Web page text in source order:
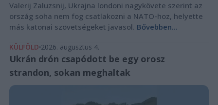
Valerij Zaluzsnij, Ukrajna londoni nagykövete szerint az
ország soha nem fog csatlakozni a NATO-hoz, helyette
más katonai szövetségeket javasol. Bővebben...
KÜLFÖLD 2026. augusztus 4.
Ukrán drón csapódott be egy orosz
strandon, sokan meghaltak